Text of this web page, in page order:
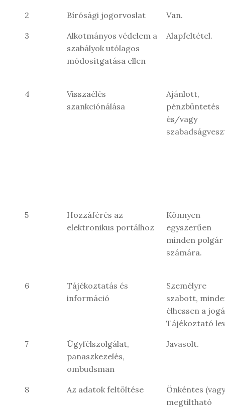
2 Bírósági jogorvoslat Van.
3
Alkotmányos védelem a
szabályok utólagos
módosítgatása ellen
Alapfeltétel.
4
Visszaélés
szankciónálása
Ajánlott,
pénzbüntetés
és/vagy
5
Hozzáférés az
elektronikus portálhoz
Könnyen
egyszerűen
minden polgár
számára.
6
Tájékoztatás és
információ
Személyre
szabott,
élhessen a
Tájékoztató
7
Ügyfélszolgálat,
panaszkezelés,
ombudsman
Javasolt.
8 Az adatok feltöltése
Önkéntes (vagy
megtiltható